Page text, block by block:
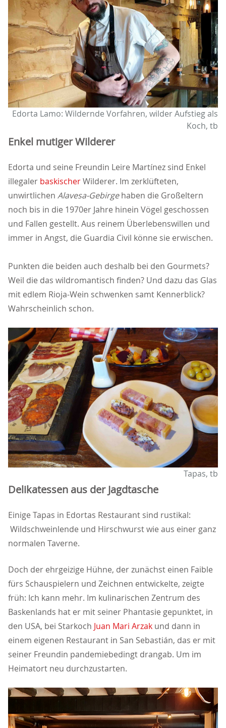
Edorta Lamo: Wildernde Vorfahren, wilder Aufstieg als
Koch, tb
Enkel mutiger Wilderer
Edorta und seine Freundin Leire Martínez sind Enkel
illegaler baskischerWilderer. Im zerklüfteten,
unwirtlichen Alavesa-Gebirgehaben die Großeltern
noch bis in die 1970er Jahre hinein Vögel geschossen
und Fallen gestellt. Aus reinem Überlebenswillen und
immer in Angst, die Guardia Civil könne sie erwischen.
Punkten die beiden auch deshalb bei den Gourmets?
Weil die das wildromantisch finden? Und dazu das Glas
mit edlem Rioja-Wein schwenken samt Kennerblick?
Wahrscheinlich schon.
Tapas, tb
Delikatessen aus der Jagdtasche
Einige Tapas in Edortas Restaurant sind rustikal:
Wildschweinlende und Hirschwurst wie aus einer ganz
normalen Taverne.
Doch der ehrgeizige Hühne, der zunächst einen Faible
fürs Schauspielern und Zeichnen entwickelte, zeigte
früh: Ich kann mehr. Im kulinarischen Zentrum des
Baskenlands hat er mit seiner Phantasie gepunktet, in
den USA, bei Starkoch Juan Mari Arzak und dann in
einem eigenen Restaurant in San Sebastián, das er mit
seiner Freundin pandemiebedingt drangab. Um im
Heimatort neu durchzustarten.